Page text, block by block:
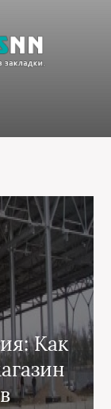
Как